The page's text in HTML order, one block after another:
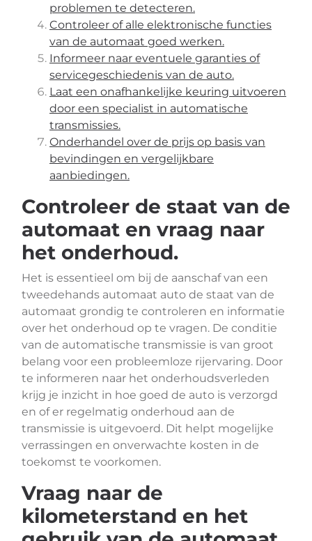
problemen te detecteren.
Controleer of alle elektronische functies
van de automaat goed werken.
Informeer naar eventuele garanties of
servicegeschiedenis van de auto.
Laat een onafhankelijke keuring uitvoeren
door een specialist in automatische
transmissies.
Onderhandel over de prijs op basis van
bevindingen en vergelijkbare
aanbiedingen.
Controleer de staat van de
automaat en vraag naar
het onderhoud.
Het is essentieel om bij de aanschaf van een
tweedehands automaat auto de staat van de
automaat grondig te controleren en informatie
over het onderhoud op te vragen. De conditie
van de automatische transmissie is van groot
belang voor een probleemloze rijervaring. Door
te informeren naar het onderhoudsverleden
krijg je inzicht in hoe goed de auto is verzorgd
en of er regelmatig onderhoud aan de
transmissie is uitgevoerd. Dit helpt mogelijke
verrassingen en onverwachte kosten in de
toekomst te voorkomen.
Vraag naar de
kilometerstand en het